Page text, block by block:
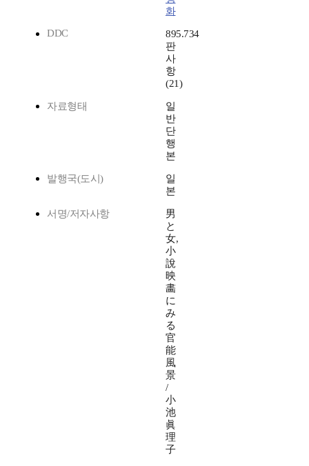
화
DDC
895.734
판
사
항
(21)
자료형태
일
반
단
행
본
발행국(도시)
일
본
서명/저자사항
男
と
女,
小
說
映
畵
に
み
る
官
能
風
景
/
小
池
眞
理
子